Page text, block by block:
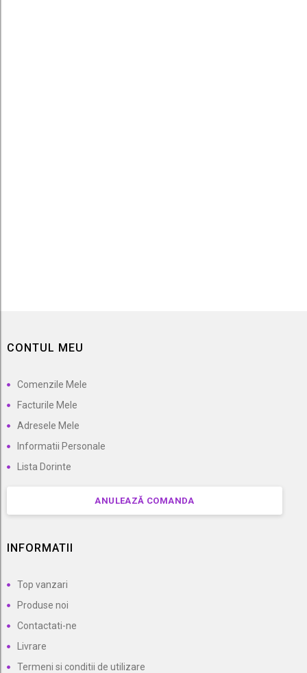
CONTUL MEU
Comenzile Mele
Facturile Mele
Adresele Mele
Informatii Personale
Lista Dorinte
ANULEAZĂ COMANDA
INFORMATII
Top vanzari
Produse noi
Contactati-ne
Livrare
Termeni si conditii de utilizare